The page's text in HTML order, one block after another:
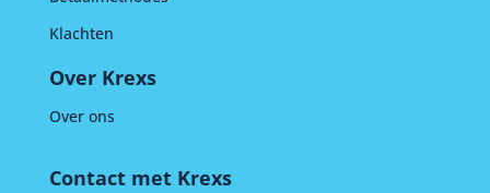
Klachten
Over Krexs
Over ons
Contact met Krexs